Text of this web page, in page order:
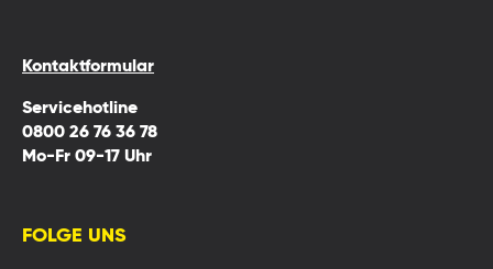
Kontaktformular
Servicehotline
0800 26 76 36 78
Mo-Fr 09-17 Uhr
FOLGE UNS